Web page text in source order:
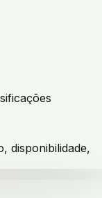
disponibilidade,